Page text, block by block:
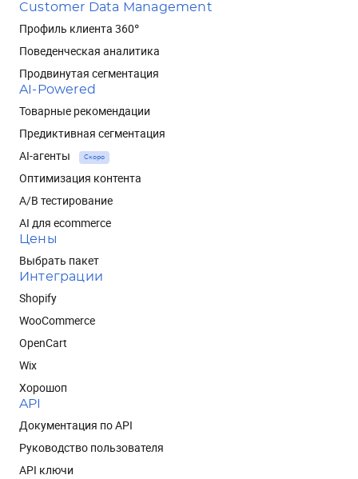
Customer Data Management
Профиль клиента 360°
Поведенческая аналитика
Продвинутая сегментация
AI-Powered
Товарные рекомендации
Предиктивная сегментация
AI-агенты
Скоро
Оптимизация контента
A/B тестирование
AI для ecommerce
Цены
Выбрать пакет
Интеграции
Shopify
WooCommerce
OpenCart
Wix
Хорошоп
API
Документация по API
Руководство пользователя
API ключи